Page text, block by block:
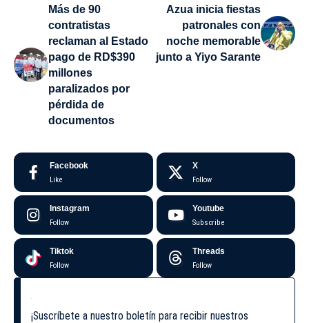
Más de 90
contratistas
reclaman al Estado
pago de RD$390
millones
paralizados por
pérdida de
documentos
Azua inicia fiestas
patronales con
noche memorable
junto a Yiyo Sarante
Facebook
Like
X
Follow
Instagram
Follow
Youtube
Subscribe
Tiktok
Follow
Threads
Follow
¡Suscríbete a nuestro boletín para recibir nuestros